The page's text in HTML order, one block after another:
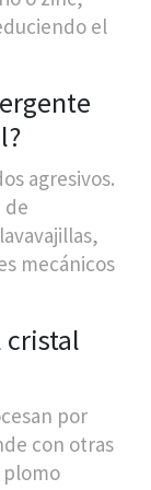
el
agresivos.
de
mecánicos
cristal
por
con otras